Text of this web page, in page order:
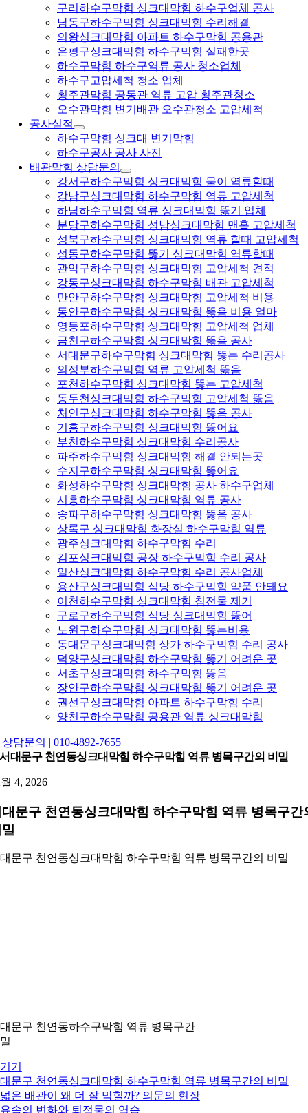
구리하수구막힘 싱크대막힘 하수구업체 공사
남동구하수구막힘 싱크대막힘 수리해결
의왕싱크대막힘 아파트 하수구막힘 공용관
은평구싱크대막힘 하수구막힘 실패한곳
하수구막힘 하수구역류 공사 청소업체
하수구고압세척 청소 업체
횡주관막힘 공동관 역류 고압 횡주관청소
오수관막힘 변기배관 오수관청소 고압세척
공사실적
하수구막힘 싱크대 변기막힘
하수구공사 공사 사진
배관막힘 상담문의
강서구하수구막힘 싱크대막힘 물이 역류할때
강남구싱크대막힘 하수구막힘 역류 고압세척
하남하수구막힘 역류 싱크대막힘 뚫기 업체
분당구하수구막힘 성남싱크대막힘 맨홀 고압세척
성북구하수구막힘 싱크대막힘 역류 할때 고압세척
성동구하수구막힘 뚫기 싱크대막힘 역류할때
관악구하수구막힘 싱크대막힘 고압세척 견적
강동구싱크대막힘 하수구막힘 배관 고압세척
만안구하수구막힘 싱크대막힘 고압세척 비용
동안구하수구막힘 싱크대막힘 뚫음 비용 얼마
영등포하수구막힘 싱크대막힘 고압세척 업체
금천구하수구막힘 싱크대막힘 뚫음 공사
서대문구하수구막힘 싱크대막힘 뚫는 수리공사
의정부하수구막힘 역류 고압세척 뚫음
포천하수구막힘 싱크대막힘 뚫는 고압세척
동두천싱크대막힘 하수구막힘 고압세척 뚫음
처인구싱크대막힘 하수구막힘 뚫음 공사
기흥구하수구막힘 싱크대막힘 뚫어요
부천하수구막힘 싱크대막힘 수리공사
파주하수구막힘 싱크대막힘 해결 안되는곳
수지구하수구막힘 싱크대막힘 뚫어요
화성하수구막힘 싱크대막힘 공사 하수구업체
시흥하수구막힘 싱크대막힘 역류 공사
송파구하수구막힘 싱크대막힘 뚫음 공사
상록구 싱크대막힘 화장실 하수구막힘 역류
광주싱크대막힘 하수구막힘 수리
김포싱크대막힘 공장 하수구막힘 수리 공사
일산싱크대막힘 하수구막힘 수리 공사업체
용산구싱크대막힘 식당 하수구막힘 약품 안돼요
이천하수구막힘 싱크대막힘 침전물 제거
구로구하수구막힘 식당 싱크대막힘 뚫어
노원구하수구막힘 싱크대막힘 뚫는비용
동대문구싱크대막힘 상가 하수구막힘 수리 공사
덕양구싱크대막힘 하수구막힘 뚫기 어려운 곳
서초구싱크대막힘 하수구막힘 뚫음
장안구하수구막힘 싱크대막힘 뚫기 어려운 곳
권선구싱크대막힘 아파트 하수구막힘 수리
양천구하수구막힘 공용관 역류 싱크대막힘
상담문의 | 010-4892-7655
서대문구 천연동싱크대막힘 하수구막힘 역류 병목구간의 비밀
4, 2026
문구 천연동싱크대막힘 하수구막힘 역류 병목구간
문구 천연동싱크대막힘 하수구막힘 역류 병목구간의 비밀
문구 천연동하수구막힘 역류 병목구간
기
문구 천연동싱크대막힘 하수구막힘 역류 병목구간의 비밀
은 배관이 왜 더 잘 막힐까? 의문의 현장
속의 변화와 퇴적물의 역습